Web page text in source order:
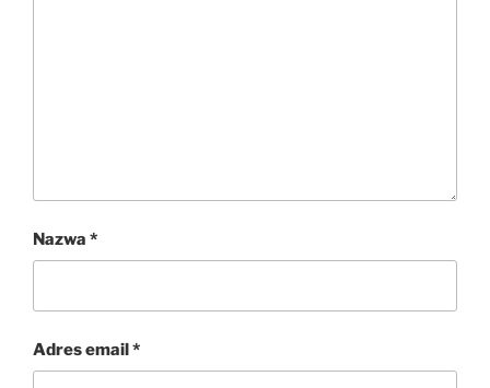
Nazwa *
Adres email*